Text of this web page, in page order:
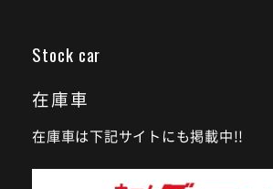
Stock car
在庫車
在庫車は下記サイトにも掲載中!!